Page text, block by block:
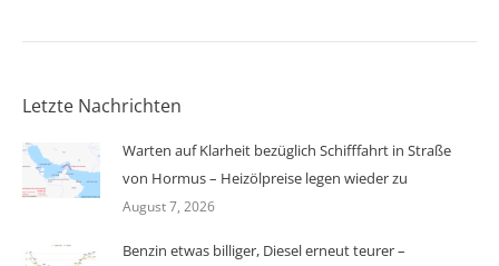
Letzte Nachrichten
Warten auf Klarheit bezüglich Schifffahrt in Straße
von Hormus – Heizölpreise legen wieder zu
August 7, 2026
Benzin etwas billiger, Diesel erneut teurer –